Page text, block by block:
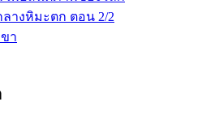
างหิมะตก ตอน 2/2
า